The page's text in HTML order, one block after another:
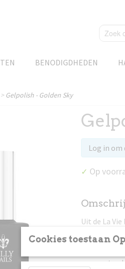
BENODIGDHEDEN
> Gelpolish - Golden Sky
Log in om
✓ Op
Uit de La
Lilly
Hecht
met
Cookies toestaan